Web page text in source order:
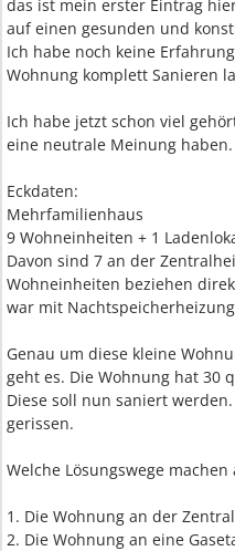
das ist mein erster Eintrag
auf einen gesunden und
Ich habe noch keine
Wohnung komplett Sanieren
Ich habe jetzt schon viel
eine neutrale Meinung haben.
Eckdaten:
Mehrfamilienhaus
9 Wohneinheiten + 1
Davon sind 7 an der
Wohneinheiten beziehen
war mit
Genau um diese kleine
geht es. Die Wohnung hat 30
Diese soll nun saniert
gerissen.
Welche Lösungswege
1. Die Wohnung an der
2. Die Wohnung an eine